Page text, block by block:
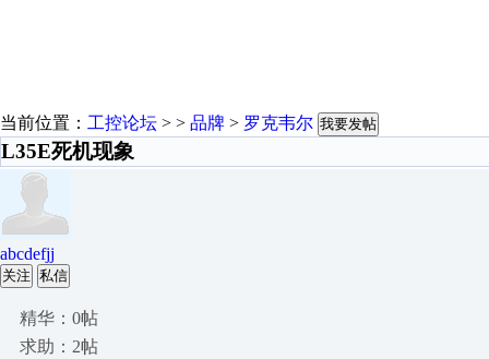
当前位置： 工控论坛 > > 品牌 > 罗克韦尔 我要发帖
L35E死机现象
abcdefjj
关注 私信
精华：0帖
求助：2帖